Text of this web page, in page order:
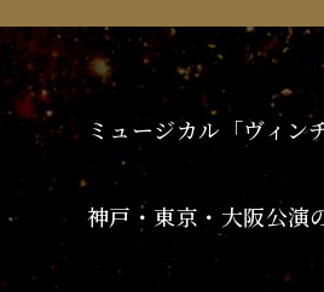
ミュージカル「ヴィン
神戸・東京・大阪公演